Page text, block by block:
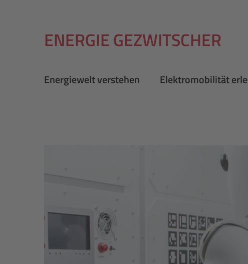
ENERGIE GEZWITSCHER
Energiewelt verstehen Elektromobilität